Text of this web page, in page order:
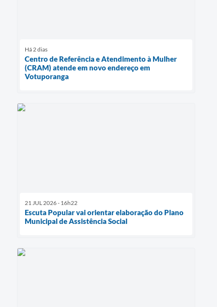
Há 2 dias
Centro de Referência e Atendimento à Mulher
(CRAM) atende em novo endereço em
Votuporanga
21 JUL 2026 - 16h22
Escuta Popular vai orientar elaboração do Plano
Municipal de Assistência Social